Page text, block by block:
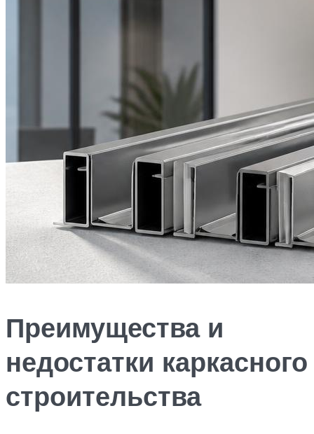
Преимущества и
недостатки каркасного
строительства